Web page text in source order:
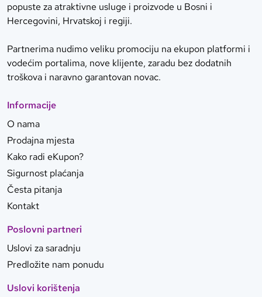
popuste za atraktivne usluge i proizvode u Bosni i
Hercegovini, Hrvatskoj i regiji.
Partnerima nudimo veliku promociju na ekupon platformi i
vodećim portalima, nove klijente, zaradu bez dodatnih
troškova i naravno garantovan novac.
Informacije
O nama
Prodajna mjesta
Kako radi eKupon?
Sigurnost plaćanja
Česta pitanja
Kontakt
Poslovni partneri
Uslovi za saradnju
Predložite nam ponudu
Uslovi korištenja